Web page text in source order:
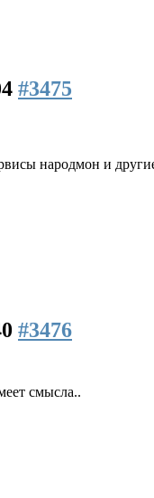
#3475
народмон и
#3476
смысла..